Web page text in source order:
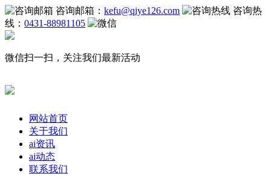
咨询邮箱： kefu@qiye126.com
咨询热
线： 0431-88981105
微信扫一扫，关注我们最新活动
网站首页
关于我们
ai资讯
ai动态
联系我们